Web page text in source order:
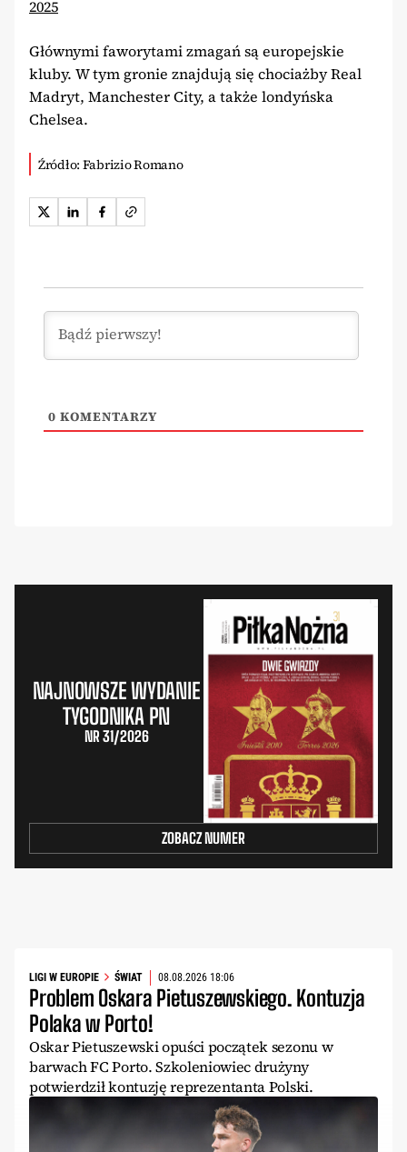
2025
Głównymi faworytami zmagań są europejskie
kluby. W tym gronie znajdują się chociażby Real
Madryt, Manchester City, a także londyńska
Chelsea.
Źródło: Fabrizio Romano
0 KOMENTARZY
NAJNOWSZE WYDANIE
TYGODNIKA PN
NR 31/2026
ZOBACZ NUMER
LIGI W EUROPIE ŚWIAT 08.08.2026 18:06
Problem Oskara Pietuszewskiego. Kontuzja
Polaka w Porto!
Oskar Pietuszewski opuści początek sezonu w
barwach FC Porto. Szkoleniowiec drużyny
potwierdził kontuzję reprezentanta Polski.